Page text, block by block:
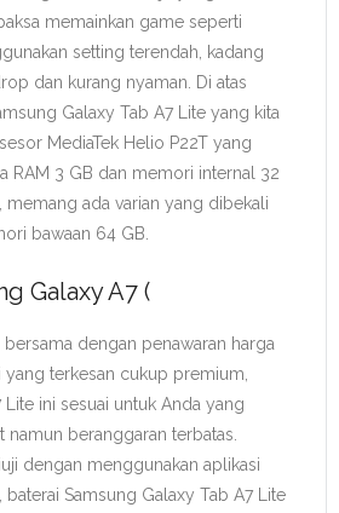
memainkan game seperti
setting terendah, kadang
dan kurang nyaman. Di atas
Galaxy Tab A7 Lite yang kita
MediaTek Helio P22T yang
RAM 3 GB dan memori internal 32
memang ada varian yang dibekali
bawaan 64 GB.
Galaxy A7 (
dengan penawaran harga
terkesan cukup premium,
Lite ini sesuai untuk Anda yang
beranggaran terbatas.
dengan menggunakan aplikasi
baterai Samsung Galaxy Tab A7 Lite